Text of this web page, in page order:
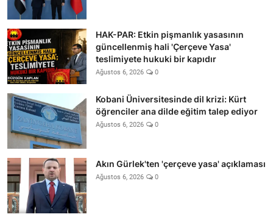
HAK-PAR: Etkin pişmanlık yasasının
güncellenmiş hali 'Çerçeve Yasa'
teslimiyete hukuki bir kapıdır
Ağustos 6, 2026 0
Kobani Üniversitesinde dil krizi: Kürt
öğrenciler ana dilde eğitim talep ediyor
Ağustos 6, 2026 0
Akın Gürlek'ten 'çerçeve yasa' açıklaması
Ağustos 6, 2026 0